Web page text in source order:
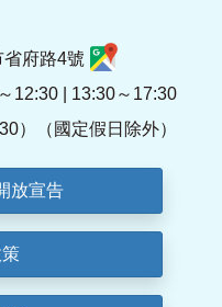
府路4號
12:30 | 13:30～17:30
）（國定假日除外）
放宣告